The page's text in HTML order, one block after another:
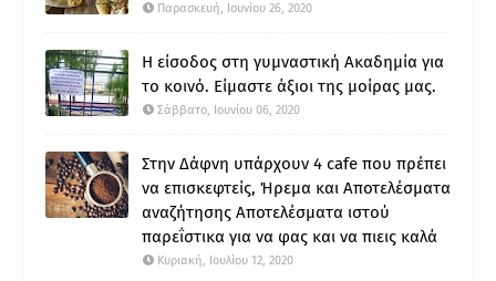
Παρασκευή, Ιουνίου 26, 2020
Η είσοδος στη γυμναστική Ακαδημία για
το κοινό. Είμαστε άξιοι της μοίρας μας.
Σάββατο, Ιουνίου 06, 2020
Στην Δάφνη υπάρχουν 4 cafe που πρέπει
να επισκεφτείς, Ήρεμα και Αποτελέσματα
αναζήτησης Αποτελέσματα ιστού
παρεΐστικα για να φας και να πιεις καλά
Κυριακή, Ιουλίου 12, 2020